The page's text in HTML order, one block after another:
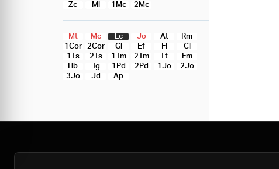
Zc
Ml 1Mc 2Mc
Mt Mc Lc Jo At
Rm
1Cor
2Cor Gl Ef Fl
Cl
1Ts
2Ts 1Tm 2Tm Tt
Fm
Hb
Tg 1Pd 2Pd 1Jo
2Jo
3Jo
Jd Ap